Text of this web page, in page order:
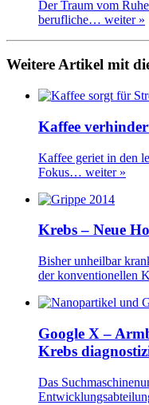
Der Traum vom
berufliche… weiter »
Weitere Artikel mit
Kaffee
Kaffee geriet in den
Fokus… weiter »
Krebs – Neue
Bisher unheilbar
der konventionellen
Google X –
Krebs
Das